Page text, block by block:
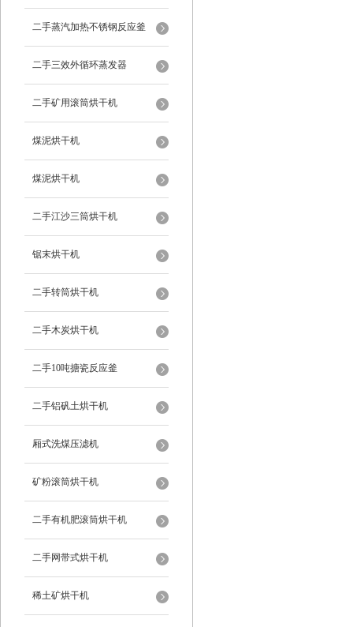
二手蒸汽加热不锈钢反应釜
二手三效外循环蒸发器
二手矿用滚筒烘干机
煤泥烘干机
煤泥烘干机
二手江沙三筒烘干机
锯末烘干机
二手转筒烘干机
二手木炭烘干机
二手10吨搪瓷反应釜
二手铝矾土烘干机
厢式洗煤压滤机
矿粉滚筒烘干机
二手有机肥滚筒烘干机
二手网带式烘干机
稀土矿烘干机